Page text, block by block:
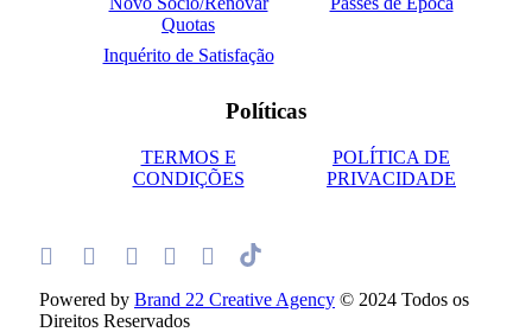
Quotas
Inquérito de Satisfação
Políticas
TERMOS E
CONDIÇÕES
POLÍTICA DE
PRIVACIDADE
Powered by Brand 22 Creative Agency © 2024 Todos os
Direitos Reservados